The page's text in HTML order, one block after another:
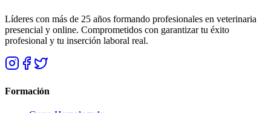
Líderes con más de 25 años formando profesionales en veterinaria
presencial y online. Comprometidos con garantizar tu éxito
profesional y tu inserción laboral real.
Formación